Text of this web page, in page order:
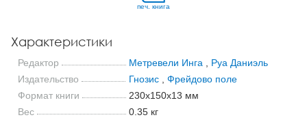
печ. книга
Характеристики
Редактор Метревели Инга
Руа Даниэль
Издательство
Гнозис, Фрейдово поле
Формат книги
230x150x13 мм
Вес
0.35 кг